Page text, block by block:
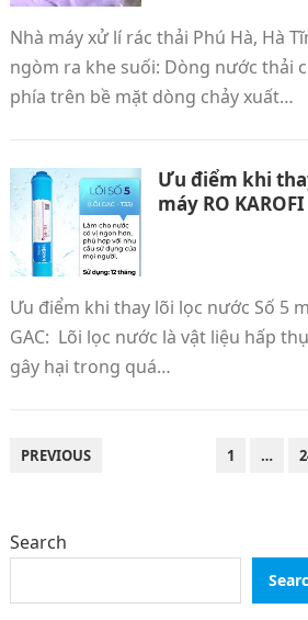
Nhà máy xử lí rác thải Phú Hà, Hà
ngòm ra khe suối: Dòng nước thải
phía trên bề mặt dòng chảy xuất…
Ưu điểm khi
máy RO KAROFI
Ưu điểm khi thay lõi lọc nước Số 5
GAC: Lõi lọc nước là vật liệu hấp
gây hại trong quá…
POSTS
PREVIOUS 1 …
Search